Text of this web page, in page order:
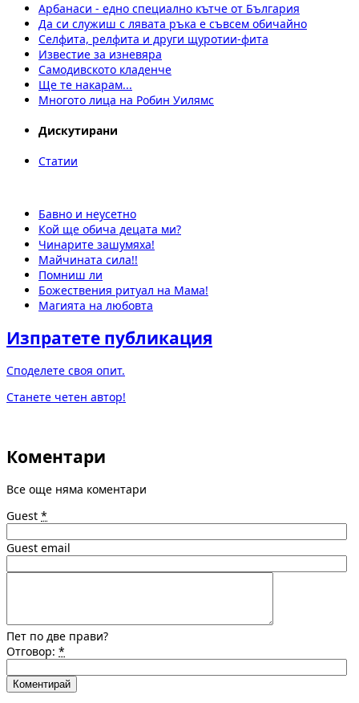
Арбанаси - едно специално кътче от България
Да си служиш с лявата ръка е съвсем обичайно
Селфита, релфита и други щуротии-фита
Известие за изневяра
Самодивското кладенче
Ще те накарам...
Многото лица на Робин Уилямс
Дискутирани
Статии
Бавно и неусетно
Кой ще обича децата ми?
Чинарите зашумяха!
Майчината сила!!
Помниш ли
Божествения ритуал на Мама!
Магията на любовта
Изпратете публикация
Споделете своя опит.
Станете четен автор!
Коментари
Все още няма коментари
Guest *
Guest email
Пет по две прави?
Отговор: *